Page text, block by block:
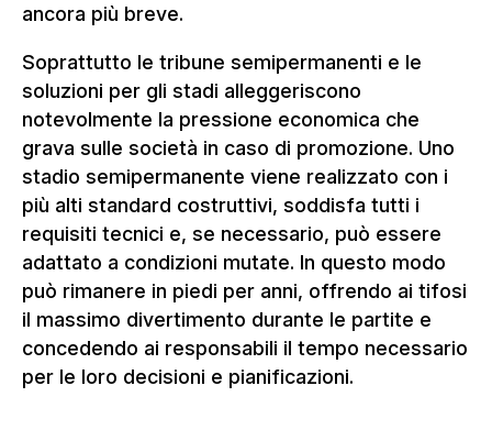
ancora più breve.
Soprattutto le tribune semipermanenti e le
soluzioni per gli stadi alleggeriscono
notevolmente la pressione economica che
grava sulle società in caso di promozione. Uno
stadio semipermanente viene realizzato con i
più alti standard costruttivi, soddisfa tutti i
requisiti tecnici e, se necessario, può essere
adattato a condizioni mutate. In questo modo
può rimanere in piedi per anni, offrendo ai tifosi
il massimo divertimento durante le partite e
concedendo ai responsabili il tempo necessario
per le loro decisioni e pianificazioni.